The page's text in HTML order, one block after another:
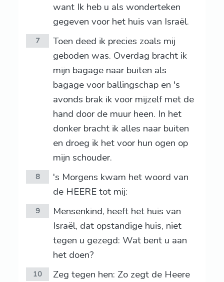
want Ik heb u als wonderteken
gegeven voor het huis van Israël.
7
Toen deed ik precies zoals mij
geboden was. Overdag bracht ik
mijn bagage naar buiten als
bagage voor ballingschap en 's
avonds brak ik voor mijzelf met de
hand door de muur heen. In het
donker bracht ik alles naar buiten
en droeg ik het voor hun ogen op
mijn schouder.
8
's Morgens kwam het woord van
de HEERE tot mij:
9
Mensenkind, heeft het huis van
Israël, dat opstandige huis, niet
tegen u gezegd: Wat bent u aan
het doen?
10
Zeg tegen hen: Zo zegt de Heere